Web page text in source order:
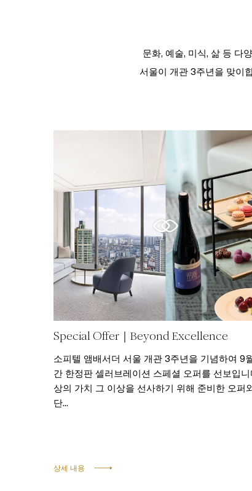
문화, 예술, 미식, 삶 등 다
서울이 개관 3주년을 맞이
Special Offer｜Beyond Excellence
소피텔 앰배서더 서울 개관 3주년을 기념하여 9
간 한정판 셀러브레이션 스페셜 오퍼를 선보입니
상의 가치 그 이상을 선사하기 위해 준비한 오퍼
단...
상세 내용